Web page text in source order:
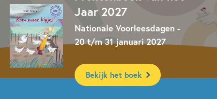
Dieren & natuur
Familie & gezin
Op & rond de boerderij
Op & rond school
Prentenboeken
Spelen & leren
Tellen & cijfers
Hilde Peters
Jaar 2027
Nationale Voorleesdagen -
20 t/m 31 januari 2027
Bekijk het boek